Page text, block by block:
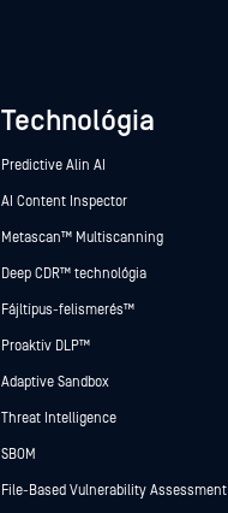
Technológia
Predictive Alin AI
AI Content Inspector
Metascan™ Multiscanning
Deep CDR™ technológia
Fájltípus-felismerés™
Proaktív DLP™
Adaptive Sandbox
Threat Intelligence
SBOM
File-Based Vulnerability Assessment